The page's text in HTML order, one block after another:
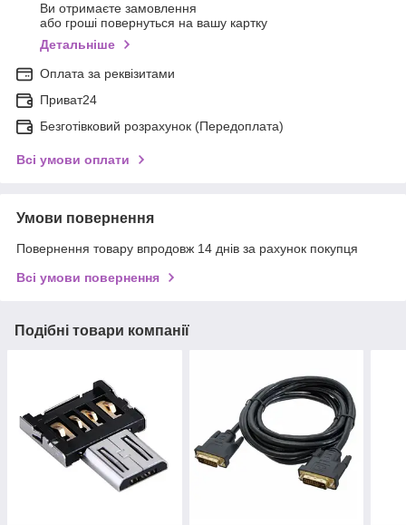
Ви отримаєте замовлення
або гроші повернуться на вашу картку
Детальніше
Оплата за реквізитами
Приват24
Безготівковий розрахунок (Передоплата)
Всі умови оплати
Умови повернення
Повернення товару впродовж 14 днів за рахунок покупця
Всі умови повернення
Подібні товари компанії